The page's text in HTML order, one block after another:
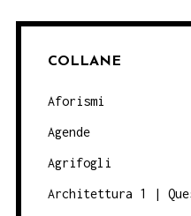
COLLANE
Aforismi
Agende
Agrifogli
Architettura 1 |